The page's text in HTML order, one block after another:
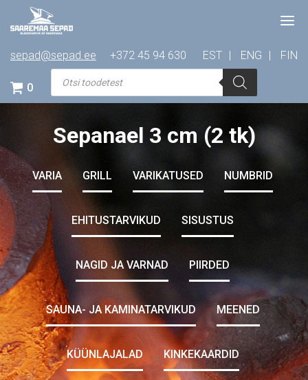
sepad@sepad.ee +372 45 94 630 EST ENG
FIN
Products
search
0
Sepanael 3 cm (2 tk)
VARIA GRILL VARIKATUSED NUMBRID
EHITUSTARVIKUD SISUSTUS
NAGID JA VARNAD PIIRDED
SAUNA- JA KAMINATARVIKUD MEENED
KÜÜNLAJALAD KINKEKAARDID